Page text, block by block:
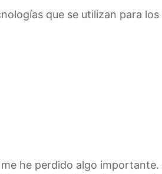
que se utilizan para los
he perdido algo importante.